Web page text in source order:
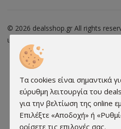
© 2026 dealsshop.gr All rights
ιστοσελίδων - qualityweb.gr
Τα cookies είναι σημαντικά
εύρυθμη λειτουργία του
για την βελτίωση της online
Επιλέξτε «Αποδοχή» ή
ορίσετε τις επιλογές σας.